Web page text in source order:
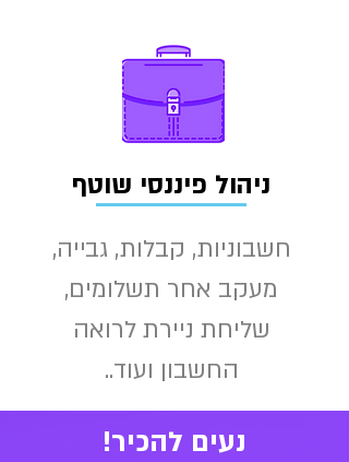
ניהול פיננסי שוטף
חשבוניות, קבלות, גבייה,
מעקב אחר תשלומים,
שליחת ניירת לרואה
החשבון ועוד..
נעים להכיר!